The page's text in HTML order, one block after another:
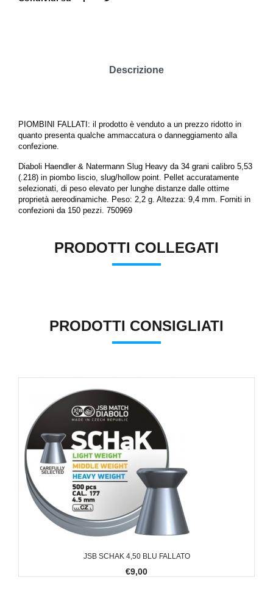
Descrizione
PIOMBINI FALLATI: il prodotto è venduto a un prezzo ridotto in
quanto presenta qualche ammaccatura o danneggiamento alla
confezione.
Diaboli Haendler & Natermann Slug Heavy da 34 grani calibro 5,53
(.218) in piombo liscio, slug/hollow point . Pellet accuratamente
selezionati, di peso elevato per lunghe distanze dalle ottime
proprietà aereodinamiche Peso: 2,2 g. Altezza: 9,4 mm. Forniti in
confezioni da 150 pezzi. 750969
PRODOTTI COLLEGATI
PRODOTTI CONSIGLIATI
JSB SCHAK 4,50 BLU FALLATO
€9,00